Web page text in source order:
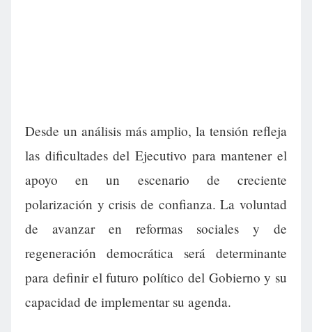
Desde un análisis más amplio, la tensión refleja
las dificultades del Ejecutivo para mantener el
apoyo en un escenario de creciente
polarización y crisis de confianza. La voluntad
de avanzar en reformas sociales y de
regeneración democrática será determinante
para definir el futuro político del Gobierno y su
capacidad de implementar su agenda.